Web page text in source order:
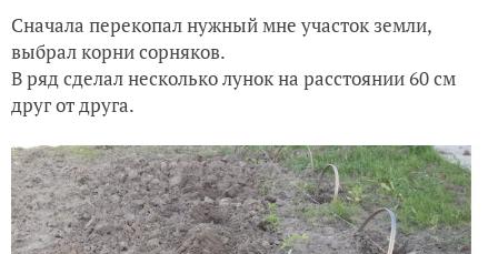
Сначала перекопал нужный мне участок земли,
выбрал корни сорняков.
В ряд сделал несколько лунок на расстоянии 60 см
друг от друга.